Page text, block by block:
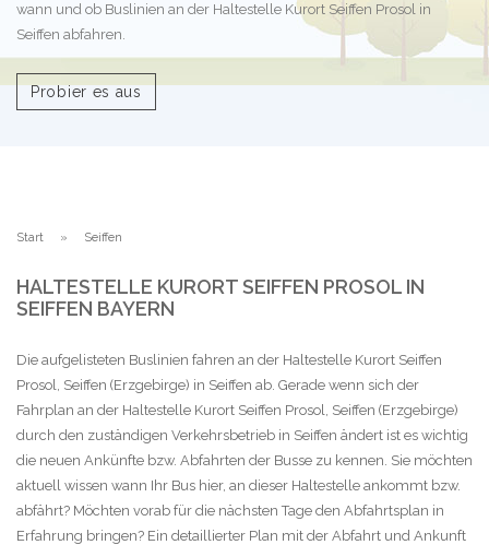
wann und ob Buslinien an der Haltestelle Kurort Seiffen Prosol in
Seiffen abfahren.
Probier es aus
Start Seiffen
HALTESTELLE KURORT SEIFFEN PROSOL IN
SEIFFEN BAYERN
Die aufgelisteten Buslinien fahren an der Haltestelle Kurort Seiffen
Prosol, Seiffen (Erzgebirge) in Seiffen ab. Gerade wenn sich der
Fahrplan an der Haltestelle Kurort Seiffen Prosol, Seiffen (Erzgebirge)
durch den zuständigen Verkehrsbetrieb in Seiffen ändert ist es wichtig
die neuen Ankünfte bzw. Abfahrten der Busse zu kennen. Sie möchten
aktuell wissen wann Ihr Bus hier, an dieser Haltestelle ankommt bzw.
abfährt? Möchten vorab für die nächsten Tage den Abfahrtsplan in
Erfahrung bringen? Ein detaillierter Plan mit der Abfahrt und Ankunft